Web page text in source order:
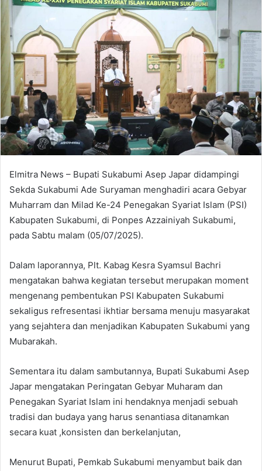
email
Elmitra News – Bupati Sukabumi Asep Japar didampingi
Sekda Sukabumi Ade Suryaman menghadiri acara Gebyar
Muharram dan Milad Ke-24 Penegakan Syariat Islam (PSI)
Kabupaten Sukabumi, di Ponpes Azzainiyah Sukabumi,
pada Sabtu malam (05/07/2025).
Dalam laporannya, Plt. Kabag Kesra Syamsul Bachri
mengatakan bahwa kegiatan tersebut merupakan moment
mengenang pembentukan PSI Kabupaten Sukabumi
sekaligus refresentasi ikhtiar bersama menuju masyarakat
yang sejahtera dan menjadikan Kabupaten Sukabumi yang
Mubarakah.
Sementara itu dalam sambutannya, Bupati Sukabumi Asep
Japar mengatakan Peringatan Gebyar Muharam dan
Penegakan Syariat Islam ini hendaknya menjadi sebuah
tradisi dan budaya yang harus senantiasa ditanamkan
secara kuat ,konsisten dan berkelanjutan,
Menurut Bupati, Pemkab Sukabumi menyambut baik dan